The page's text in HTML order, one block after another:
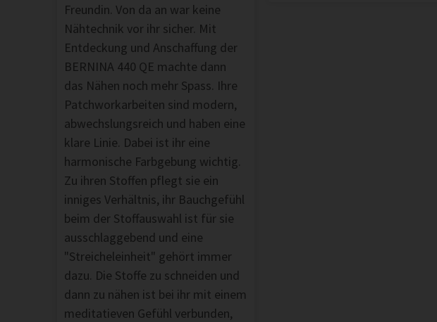
Freundin. Von da an war keine
Nähtechnik vor ihr sicher. Mit
Entdeckung und Anschaffung der
BERNINA 440 QE machte dann
das Nähen noch mehr Spass. Ihre
Patchworkarbeiten sind modern,
abwechslungsreich und haben eine
klare Linie. Dabei ist ihr eine
harmonische Farbgebung wichtig.
Zu ihren Stoffen pflegt sie ein
inniges Verhältnis, ihr Bauchgefühl
beim der Stoffauswahl ist für sie
ausschlaggebend und eine
"Streicheleinheit" gehört immer
dazu. Die Stoffe zu schneiden und
dann zu nähen ist bei ihr mit einem
meditatieven Gefühl verbunden,